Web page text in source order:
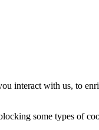
interact with us, to
some types of